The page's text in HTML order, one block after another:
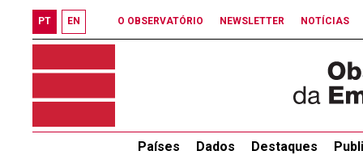
PT EN O OBSERVATÓRIO NEWSLETTER NOTÍCIAS
Países Dados Destaques